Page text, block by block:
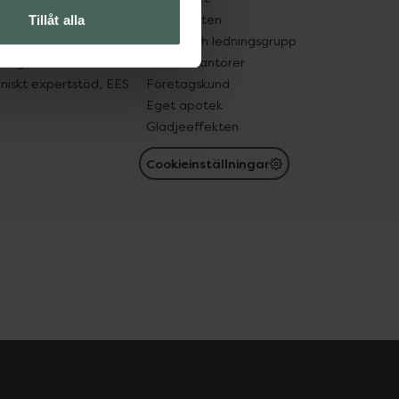
Tillåt alla
in gammal medicin
expertstöd, EES
Samarbeten
Ägare och ledningsgrupp
För leverantörer
Företagskund
Eget apotek
Glädjeeffekten
Cookieinställningar